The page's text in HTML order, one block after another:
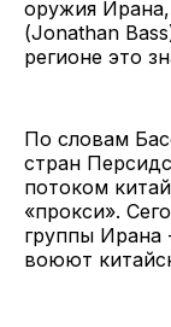
оружия
(Jonathan
регионе это
По словам
стран
потоком
«прокси».
группы Ирана
воюют